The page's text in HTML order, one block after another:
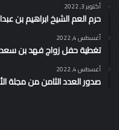
أكتوبر 3, 2022
حرم العم الشيخ ابراهيم بن
أغسطس 4, 2022
تغطية حفل زواج فهد بن
أغسطس 4, 2022
صدور العدد الثامن من مجلة